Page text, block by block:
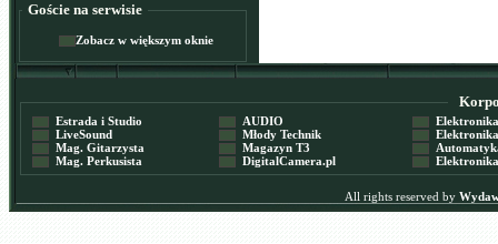
Goście na serwisie
Zobacz w większym oknie
Estrada i Studio
LiveSound
Mag. Gitarzysta
Mag. Perkusista
AUDIO
Młody Technik
Magazyn T3
DigitalCamera.pl
Elektronika
Elektronika
Automatyka
Elektronika
All rights reserved by